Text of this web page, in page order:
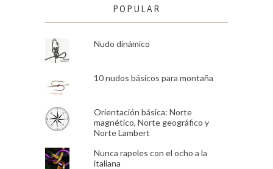
POPULAR
Nudo dinámico
10 nudos básicos para montaña
Orientación básica: Norte
magnético, Norte geográfico y
Norte Lambert
Nunca rapeles con el ocho a la
italiana